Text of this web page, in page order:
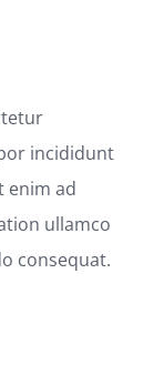
incididunt
enim ad
ullamco
consequat.